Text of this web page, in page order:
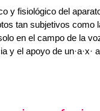
y fisiológico del
tan subjetivos
en el campo de la
el apoyo de